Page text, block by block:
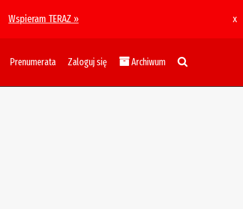
Wspieram TERAZ » x
Prenumerata Zaloguj się Archiwum